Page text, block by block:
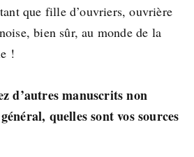
tant que fille d’ouvriers, ouvrière
bien sûr, au monde de la
!
d’autres manuscrits non
quelles sont vos sources